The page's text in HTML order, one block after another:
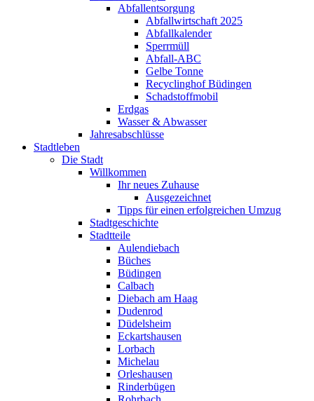
Abfallentsorgung
Abfallwirtschaft 2025
Abfallkalender
Sperrmüll
Abfall-ABC
Gelbe Tonne
Recyclinghof Büdingen
Schadstoffmobil
Erdgas
Wasser & Abwasser
Jahresabschlüsse
Stadtleben
Die Stadt
Willkommen
Ihr neues Zuhause
Ausgezeichnet
Tipps für einen erfolgreichen Umzug
Stadtgeschichte
Stadtteile
Aulendiebach
Büches
Büdingen
Calbach
Diebach am Haag
Dudenrod
Düdelsheim
Eckartshausen
Lorbach
Michelau
Orleshausen
Rinderbügen